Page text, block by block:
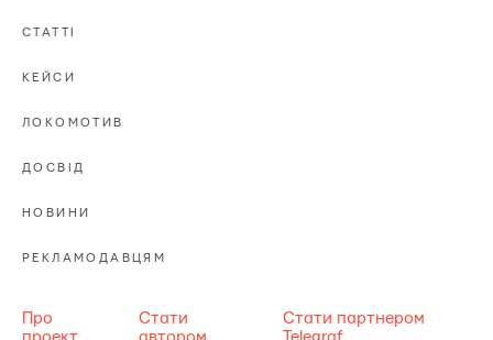
СТАТТІ
КЕЙСИ
ЛОКОМОТИВ
ДОСВІД
НОВИНИ
РЕКЛАМОДАВЦЯМ
Про
Стати
Стати партнером